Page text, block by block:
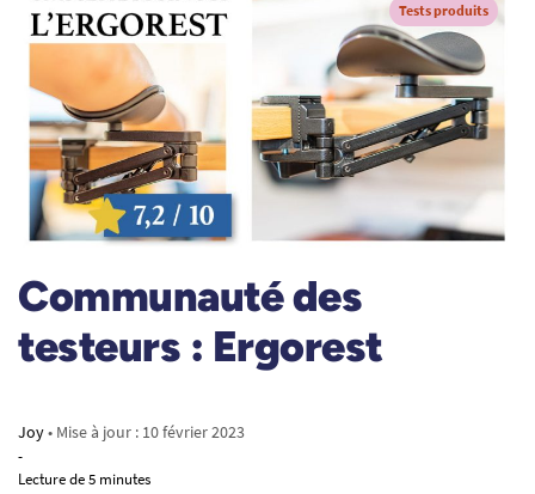
Communauté des
testeurs : Ergorest
Joy• Mise à jour : 10 février 2023
-
Lecture de 5 minutes
Tests produits